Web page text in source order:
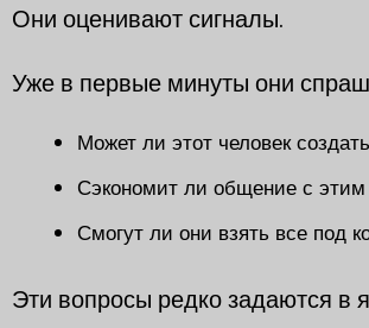
Они оценивают сигналы.
Уже в первые минуты они
Может ли этот человек
Сэкономит ли общение с
Смогут ли они взять все под
Эти вопросы редко задаются в